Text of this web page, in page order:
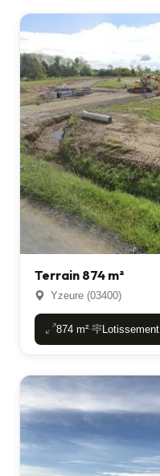
Terrain 874 m²
Yzeure (03400)
874 m²- Lotissement